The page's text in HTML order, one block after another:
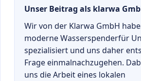
Unser Beitrag als klarwa
Wir von der Klarwa GmbH
moderne Wasserspenderfür
spezialisiert und uns daher
Frage einmalnachzugehen.
uns die Arbeit eines lokalen